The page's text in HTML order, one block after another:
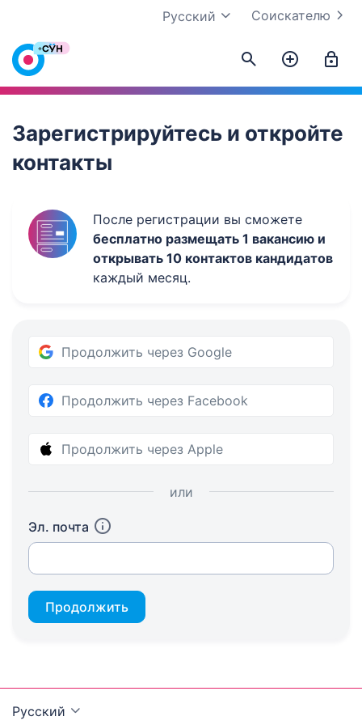
Соискателю
Русский
Work.ua
Зарегистрируйтесь и откройте
контакты
После регистрации вы сможете
бесплатно размещать 1 вакансию и
открывать 10 контактов кандидатов
каждый месяц.
Продолжить через Google
Продолжить через Facebook
Продолжить через Apple
или
Эл. почта
Продолжить
Русский